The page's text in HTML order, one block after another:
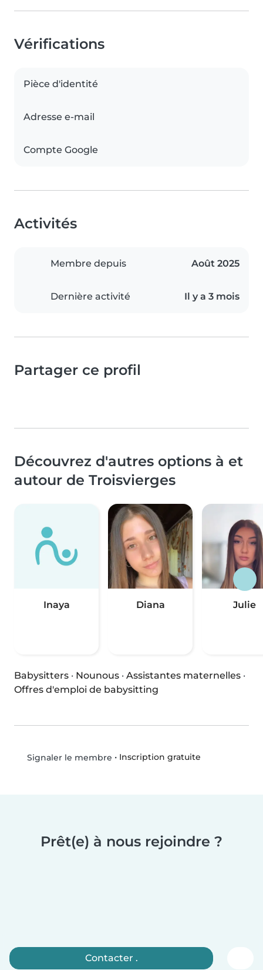
Vérifications
Pièce d'identité
Adresse e-mail
Compte Google
Activités
Membre depuis Août 2025
Dernière activité Il y a 3 mois
Partager ce profil
Découvrez d'autres options à et
autour de Troisvierges
Inaya Diana Julie
Babysitters · Nounous · Assistantes maternelles ·
Offres d'emploi de babysitting
Signaler le membre • Inscription gratuite
Prêt(e) à nous rejoindre ?
Contacter .